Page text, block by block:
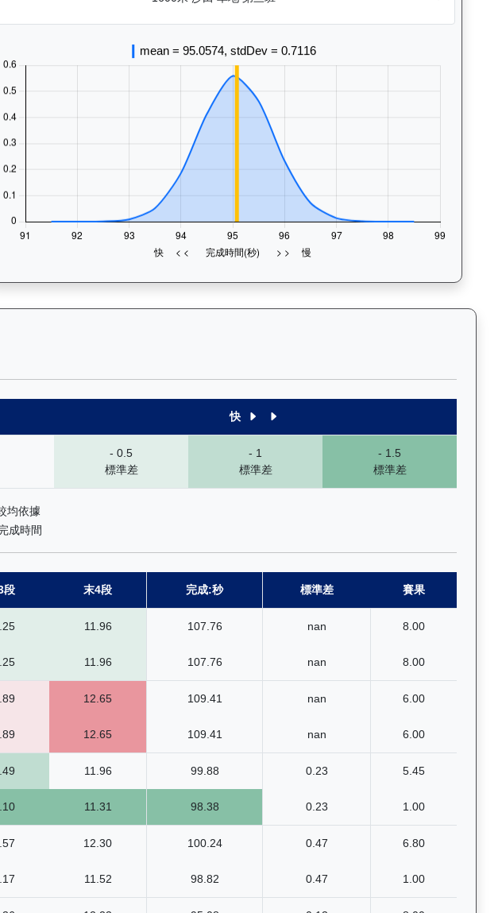
馬匹在各途程和場地的詳細分段時間（末1段至末4段），以顏
快
- 0.5
標準差
- 1
標準差
- 1.5
標準差
均依據
成時間
段 末4段 完成:秒 標準差 賽果
11.96 107.76 nan 8.00
11.96 107.76 nan 8.00
12.65 109.41 nan 6.00
12.65 109.41 nan 6.00
11.96 99.88 0.23 5.45
11.31 98.38 0.23 1.00
12.30 100.24 0.47 6.80
11.52 98.82 0.47 1.00